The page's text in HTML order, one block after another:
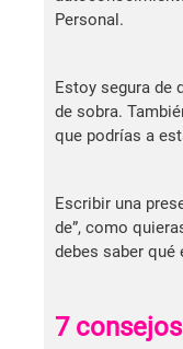
Personal.
Estoy segura de
de sobra.
que podrías a
Escribir una
de”, como
debes saber
7